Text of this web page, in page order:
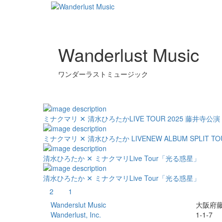
Wanderlust Music
ワンダーラストミュージック
ミナクマリ ✕ 清水ひろたかLIVE TOUR 2025 藤井寺公演
ミナクマリ ✕ 清水ひろたか LIVENEW ALBUM SPLIT
清水ひろたか ✕ ミナクマリ Live Tour「光る惑星」
清水ひろたか ✕ ミナクマリ Live Tour「光る惑星」
2
1
Wanderslut Music
Wanderlust, Inc.
大阪府
1-1-7